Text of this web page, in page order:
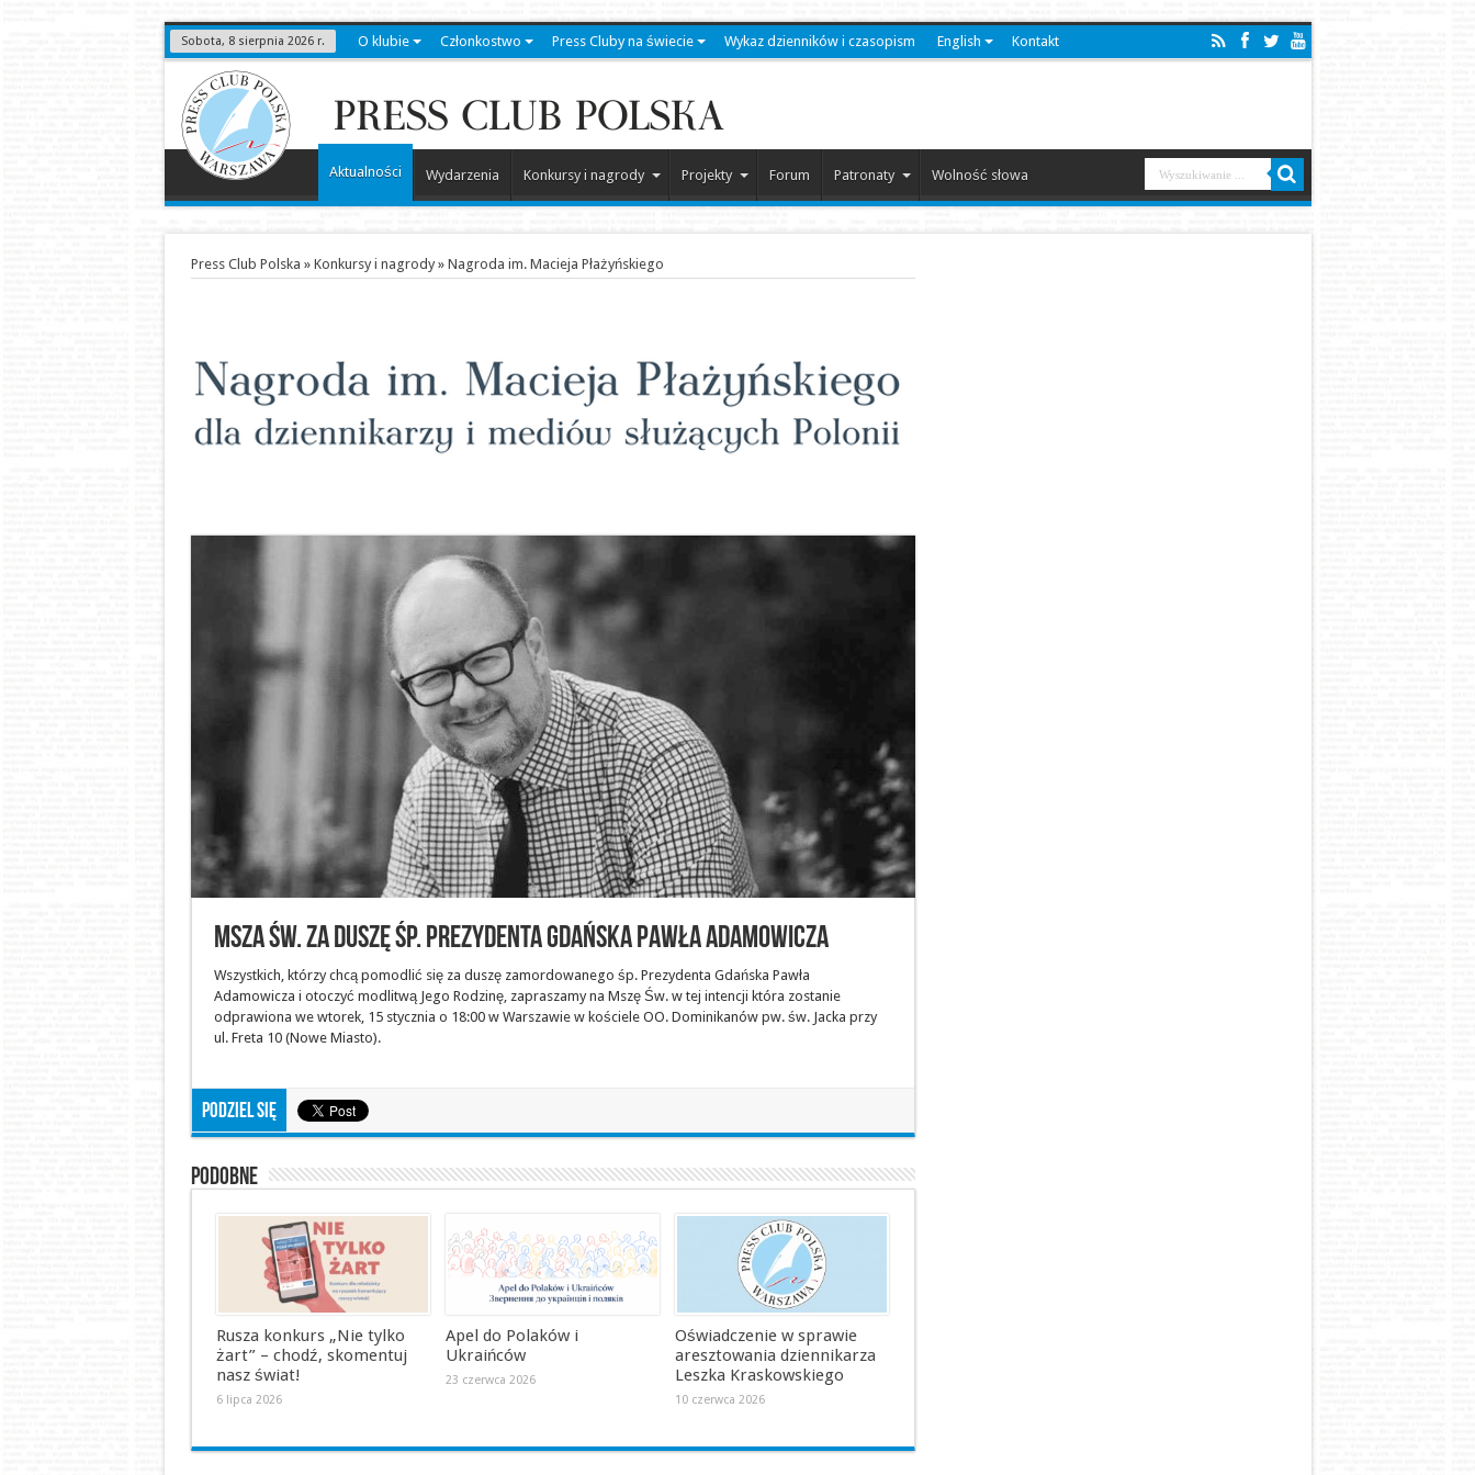
Sobota, 8 sierpnia 2026 r. O klubie Członkostwo Press Cluby na świecie Wykaz dzienników i czasopism English Kontakt
Aktualności Wydarzenia Konkursy i nagrody Projekty Forum Patronaty Wolność słowa
Press Club Polska » Konkursy i nagrody» Nagroda im. Macieja Płażyńskiego
Msza Św. za duszę śp. Prezydenta Gdańska Pawła Adamowicza
Wszystkich, którzy chcą pomodlić się za duszę zamordowanego śp. Prezydenta Gdańska Pawła
Adamowicza i otoczyć modlitwą Jego Rodzinę, zapraszamy na Mszę Św. w tej intencji która zostanie
odprawiona we wtorek, 15 stycznia o 18:00 w Warszawie w kościele OO. Dominikanów pw. św. Jacka przy
ul. Freta 10 (Nowe Miasto).
Podziel się
Podobne
Rusza konkurs „Nie tylko
żart” – chodź, skomentuj
nasz świat!
6 lipca 2026
Apel do Polaków i
Ukraińców
23 czerwca 2026
Oświadczenie w sprawie
aresztowania dziennikarza
Leszka Kraskowskiego
10 czerwca 2026